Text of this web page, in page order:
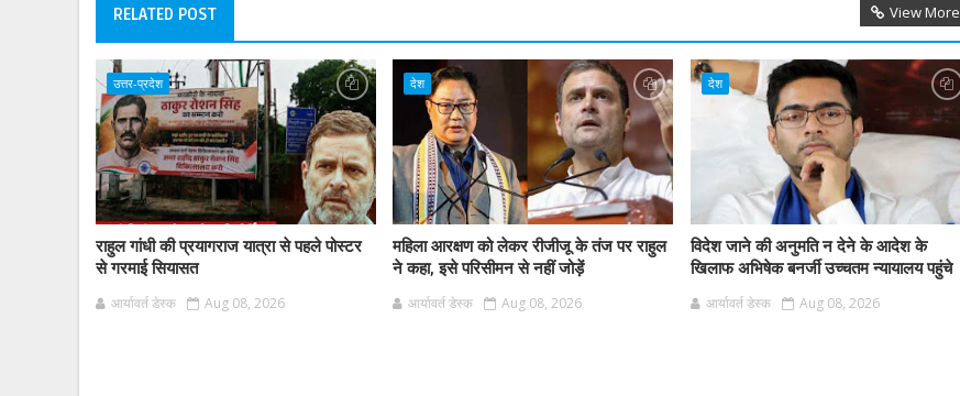
RELATED POST View More
उत्तर-प्रदेश
राहुल गांधी की प्रयागराज यात्रा से पहले पोस्टर
से गरमाई सियासत
आर्यावर्त डेस्क Aug 08, 2026
देश
महिला आरक्षण को लेकर रीजीजू के तंज पर राहुल
ने कहा, इसे परिसीमन से नहीं जोड़ें
आर्यावर्त डेस्क Aug 08, 2026
देश
विदेश जाने की अनुमति न देने के आदेश के
खिलाफ अभिषेक बनर्जी उच्चतम न्यायालय पहुंचे
आर्यावर्त डेस्क Aug 08, 2026